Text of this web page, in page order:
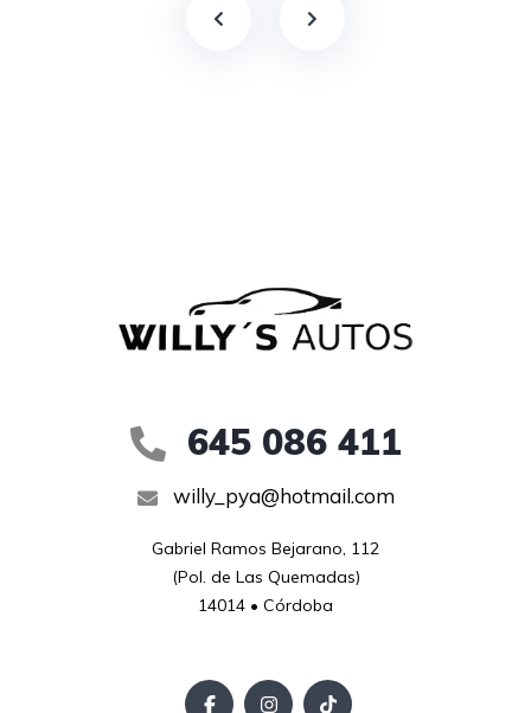
645 086 411
willy_pya@hotmail.com
Gabriel Ramos Bejarano, 112
(Pol. de Las Quemadas)
14014 • Córdoba